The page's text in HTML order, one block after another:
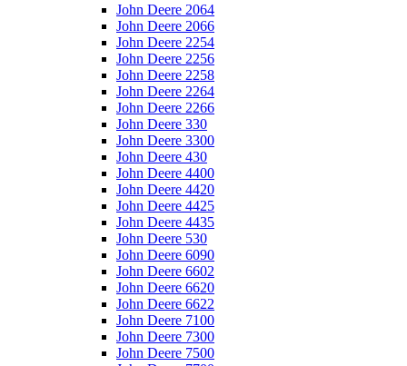
John Deere 2064
John Deere 2066
John Deere 2254
John Deere 2256
John Deere 2258
John Deere 2264
John Deere 2266
John Deere 330
John Deere 3300
John Deere 430
John Deere 4400
John Deere 4420
John Deere 4425
John Deere 4435
John Deere 530
John Deere 6090
John Deere 6602
John Deere 6620
John Deere 6622
John Deere 7100
John Deere 7300
John Deere 7500